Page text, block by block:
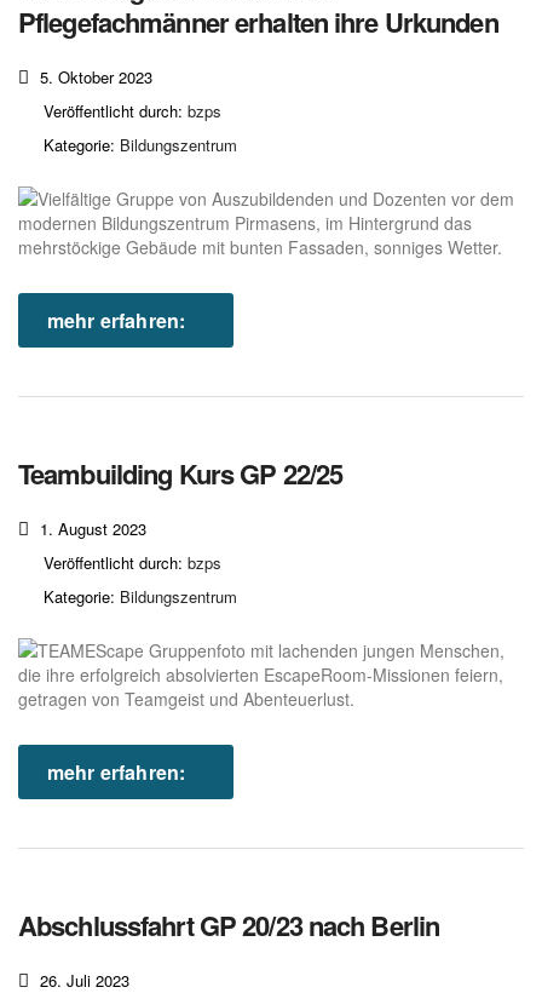
Pflegefachmänner erhalten ihre Urkunden
5. Oktober 2023
Veröffentlicht durch: bzps
Kategorie: Bildungszentrum
mehr erfahren:
Teambuilding Kurs GP 22/25
1. August 2023
Veröffentlicht durch: bzps
Kategorie: Bildungszentrum
mehr erfahren:
Abschlussfahrt GP 20/23 nach Berlin
26. Juli 2023